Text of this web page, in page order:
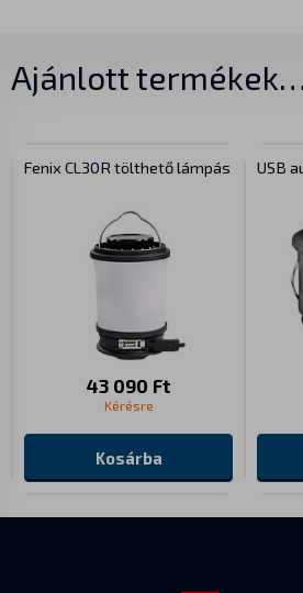
Ajánlott
Fenix CL30R tölthető lámpás
43 090 Ft
Kérésre
Kosárba
USB